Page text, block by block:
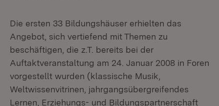
Die ersten 33 Bildungshäuser erhielten das
Angebot, sich vertiefend mit Themen zu
beschäftigen, die z.T. bereits bei der
Auftaktveranstaltung am 24. Januar 2008 in Foren
vorgestellt wurden (klassische Musik,
Weltwissenvitrinen, jahrgangsübergreifendes
Lernen, Erziehungs- und Bildungspartnerschaft